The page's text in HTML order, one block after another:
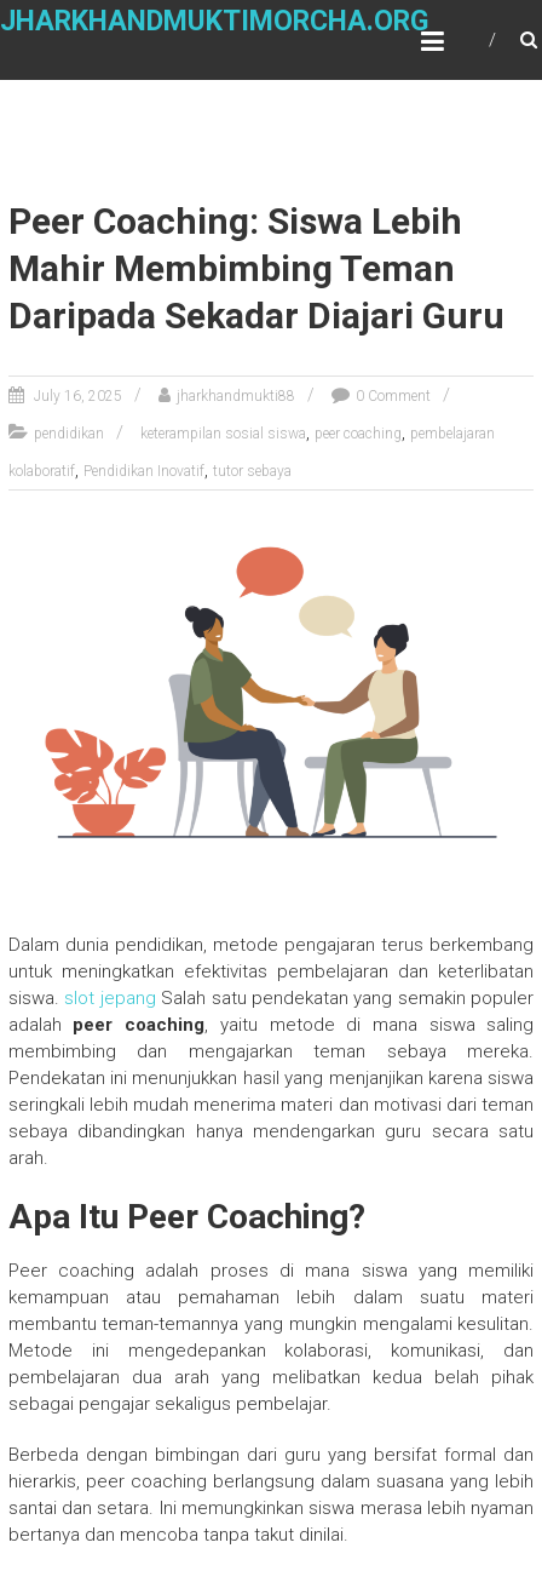
Skip
JHARKHANDMUKTIMORCHA.ORG
Peer Coaching: Siswa Lebih
Mahir Membimbing Teman
Daripada Sekadar Diajari Guru
July 16, 2025 jharkhandmukti88 0 Comment
pendidikan keterampilan sosial siswa, peer coaching, pembelajaran
kolaboratif, Pendidikan Inovatif, tutor sebaya
Dalam dunia pendidikan, metode pengajaran terus berkembang
untuk meningkatkan efektivitas pembelajaran dan keterlibatan
siswa. slot jepang Salah satu pendekatan yang semakin populer
adalah peer coaching, yaitu metode di mana siswa saling
membimbing dan mengajarkan teman sebaya mereka.
Pendekatan ini menunjukkan hasil yang menjanjikan karena siswa
seringkali lebih mudah menerima materi dan motivasi dari teman
sebaya dibandingkan hanya mendengarkan guru secara satu
arah.
Apa Itu Peer Coaching?
Peer coaching adalah proses di mana siswa yang memiliki
kemampuan atau pemahaman lebih dalam suatu materi
membantu teman-temannya yang mungkin mengalami kesulitan.
Metode ini mengedepankan kolaborasi, komunikasi, dan
pembelajaran dua arah yang melibatkan kedua belah pihak
sebagai pengajar sekaligus pembelajar.
Berbeda dengan bimbingan dari guru yang bersifat formal dan
hierarkis, peer coaching berlangsung dalam suasana yang lebih
santai dan setara. Ini memungkinkan siswa merasa lebih nyaman
bertanya dan mencoba tanpa takut dinilai.